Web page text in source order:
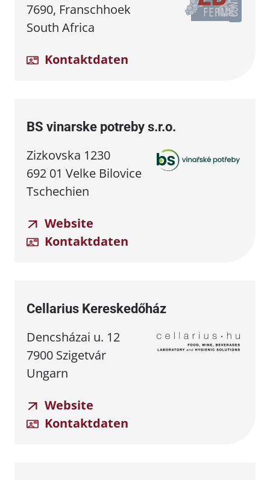
7690, Franschhoek
South Africa
Kontaktdaten
BS vinarske potreby s.r.o.
Zizkovska 1230
692 01 Velke Bilovice
Tschechien
Website
Kontaktdaten
Cellarius Kereskedőház
Dencsházai u. 12
7900 Szigetvár
Ungarn
Website
Kontaktdaten